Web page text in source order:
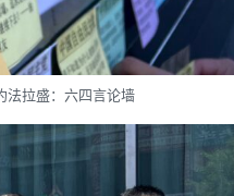
法拉盛：六四言论墙